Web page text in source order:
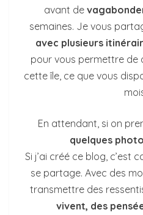
avant de
semaines. Je vous
avec plusieurs
pour vous permettre de
cette île, ce que vous
En attendant, si on
quelques
Si j’ai créé ce blog, c’est
se partage. Avec des
transmettre des
vivent, des